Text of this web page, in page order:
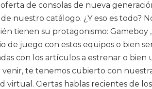
de consolas de nueva
nuestro catálogo. ¿Y eso es todo?
tienen su protagonismo:
de juego con estos equipos o bien
con los artículos a estrenar o
te tenemos cubierto con
Ciertas hablas recientes de